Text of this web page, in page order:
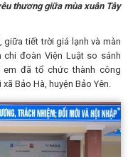
thương giữa mùa xuân Tây
giữa tiết trời giá lạnh và màn
chi đoàn Viện Luật so sánh
đã tổ chức thành công
Bảo Hà, huyện Bảo Yên.